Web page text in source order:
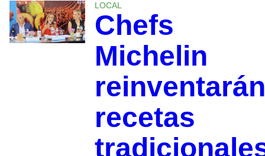
LOCAL
Chefs
Michelin
reinventarán
recetas